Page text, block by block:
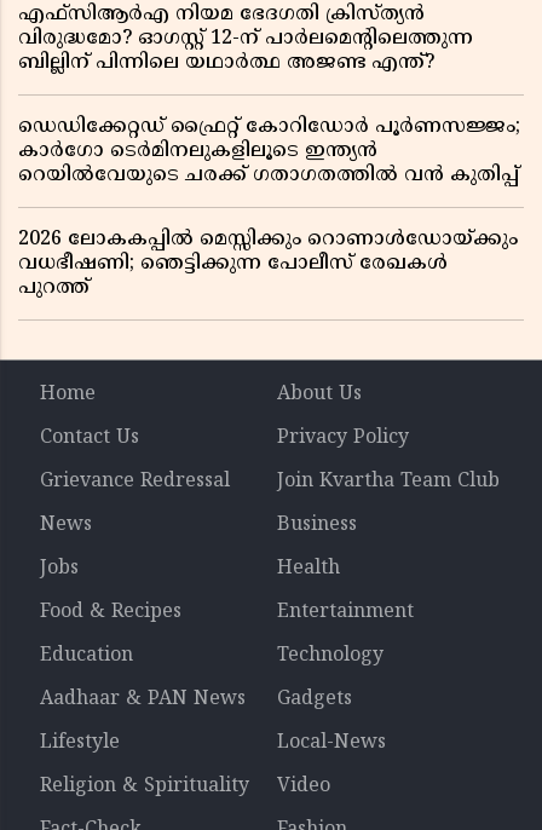
എഫ്സിആർഎ നിയമ ഭേദഗതി ക്രിസ്ത്യൻ
വിരുദ്ധമോ? ഓഗസ്റ്റ് 12-ന് പാർലമെന്റിലെത്തുന്ന
ബില്ലിന് പിന്നിലെ യഥാർത്ഥ അജണ്ട എന്ത്?
ഡെഡിക്കേറ്റഡ് ഫ്രൈറ്റ് കോറിഡോർ പൂർണസജ്ജം;
കാർഗോ ടെർമിനലുകളിലൂടെ ഇന്ത്യൻ
റെയിൽവേയുടെ ചരക്ക് ഗതാഗതത്തിൽ വൻ കുതിപ്പ്
2026 ലോകകപ്പിൽ മെസ്സിക്കും റൊണാൾഡോയ്ക്കും
വധഭീഷണി; ഞെട്ടിക്കുന്ന പോലീസ് രേഖകൾ
പുറത്ത്
Home
About Us
Contact Us
Privacy Policy
Grievance Redressal
Join Kvartha Team Club
News
Business
Jobs
Health
Food & Recipes
Entertainment
Education
Technology
Aadhaar & PAN News
Gadgets
Lifestyle
Local-News
Religion & Spirituality
Video